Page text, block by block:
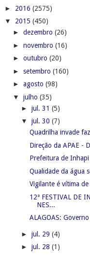
► 2016 (2575)
▼ 2015 (450)
► dezembro (26)
► novembro (16)
► outubro (20)
► setembro (160)
► agosto (98)
▼ julho (35)
► jul. 31 (5)
▼ jul. 30 (7)
Quadrilha invade
Direção da APAE -
Prefeitura de
Qualidade da água
Vigilante é vítima
12ª FESTIVAL DE
NES...
ALAGOAS:
► jul. 29 (4)
► jul. 28 (1)